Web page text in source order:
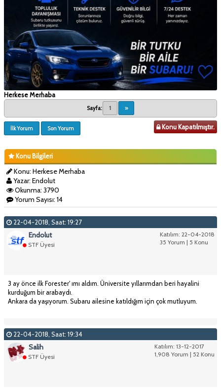
Herkese Merhaba
Sayfa: 1 »
İlk Yorum Son Yorum Konu Kapatılmıştır.
Konu Bilgileri
Konu: Herkese Merhaba
Yazar: Endolut
Okunma: 3790
Yorum Sayısı: 14
22-04-2018, Saat: 19:27
Katılım: 22-04-2018
35 Yorum | 5 Konu
Endolut
STF Üyesi
3 ay önce ilk Forester' ımı aldım. Üniversite yıllarımdan beri hayalini
kurduğum bir arabaydı.
Ankara da yaşıyorum. Subaru ailesine katıldığım için çok mutluyum.
22-04-2018, Saat: 19:34
Katılım: 13-12-2017
1,908 Yorum | 52 Konu
Salih
STF Üyesi